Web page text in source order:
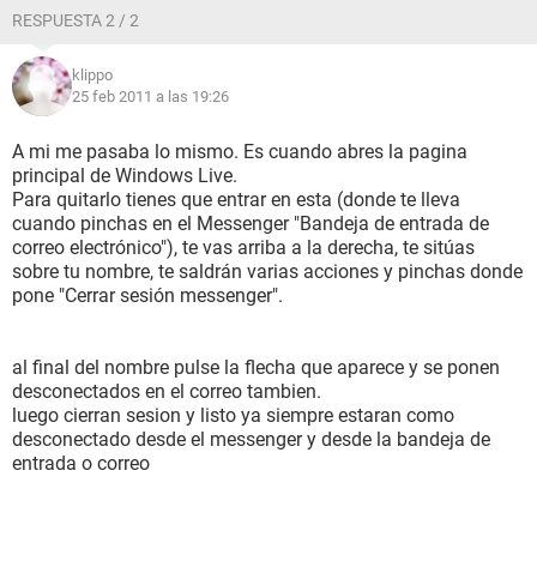
RESPUESTA 2 / 2
klippo
25 feb 2011 a las 19:26
A mi me pasaba lo mismo. Es cuando abres la pagina
principal de Windows Live.
Para quitarlo tienes que entrar en esta (donde te lleva
cuando pinchas en el Messenger "Bandeja de entrada de
correo electrónico"), te vas arriba a la derecha, te sitúas
sobre tu nombre, te saldrán varias acciones y pinchas donde
pone "Cerrar sesión messenger".
al final del nombre pulse la flecha que aparece y se ponen
desconectados en el correo tambien.
luego cierran sesion y listo ya siempre estaran como
desconectado desde el messenger y desde la bandeja de
entrada o correo